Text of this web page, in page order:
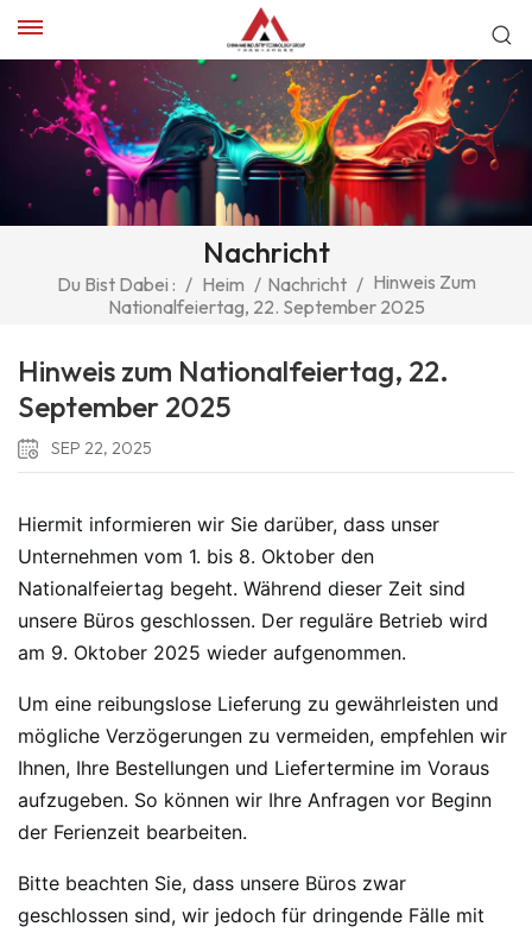
Nachricht
Du Bist Dabei : / Heim / Nachricht / Hinweis Zum
Nationalfeiertag, 22. September 2025
Hinweis zum Nationalfeiertag, 22.
September 2025
SEP 22, 2025
Hiermit informieren wir Sie darüber, dass unser
Unternehmen vom 1. bis 8. Oktober den
Nationalfeiertag begeht. Während dieser Zeit sind
unsere Büros geschlossen. Der reguläre Betrieb wird
am 9. Oktober 2025 wieder aufgenommen.
Um eine reibungslose Lieferung zu gewährleisten und
mögliche Verzögerungen zu vermeiden, empfehlen wir
Ihnen, Ihre Bestellungen und Liefertermine im Voraus
aufzugeben. So können wir Ihre Anfragen vor Beginn
der Ferienzeit bearbeiten.
Bitte beachten Sie, dass unsere Büros zwar
geschlossen sind, wir jedoch für dringende Fälle mit